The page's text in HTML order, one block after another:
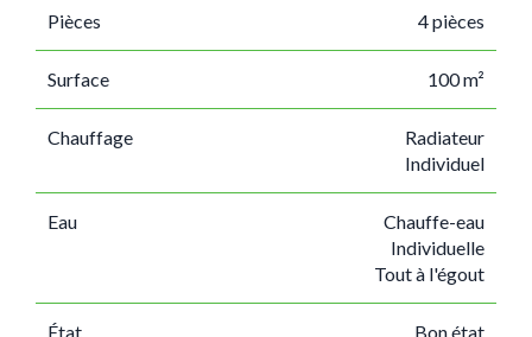
Pièces 4 pièces
Surface 100 m²
Chauffage
Radiateur
Individuel
Eau
Chauffe-eau
Individuelle
Tout à l'égout
État Bon état